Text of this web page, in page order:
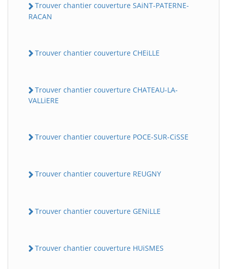
Trouver chantier couverture SAiNT-PATERNE-
RACAN
Trouver chantier couverture CHEiLLE
Trouver chantier couverture CHATEAU-LA-
VALLiERE
Trouver chantier couverture POCE-SUR-CiSSE
Trouver chantier couverture REUGNY
Trouver chantier couverture GENiLLE
Trouver chantier couverture HUiSMES